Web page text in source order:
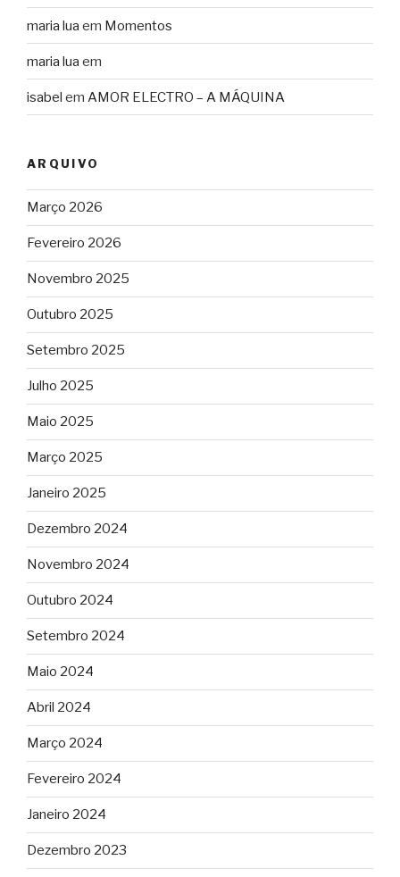
maria lua em Momentos
maria lua em
isabel em AMOR ELECTRO – A MÁQUINA
ARQUIVO
Março 2026
Fevereiro 2026
Novembro 2025
Outubro 2025
Setembro 2025
Julho 2025
Maio 2025
Março 2025
Janeiro 2025
Dezembro 2024
Novembro 2024
Outubro 2024
Setembro 2024
Maio 2024
Abril 2024
Março 2024
Fevereiro 2024
Janeiro 2024
Dezembro 2023